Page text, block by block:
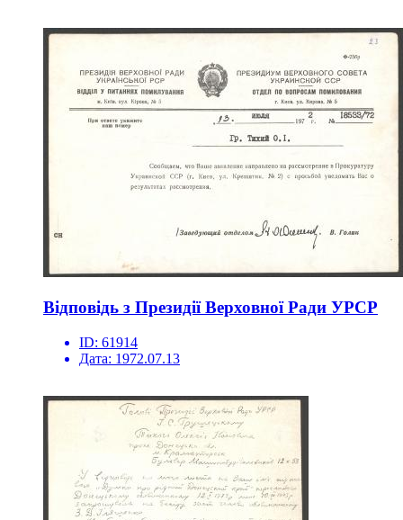
Відповідь з Президії Верховної Ради УРСР
ID: 61914
Дата: 1972.07.13